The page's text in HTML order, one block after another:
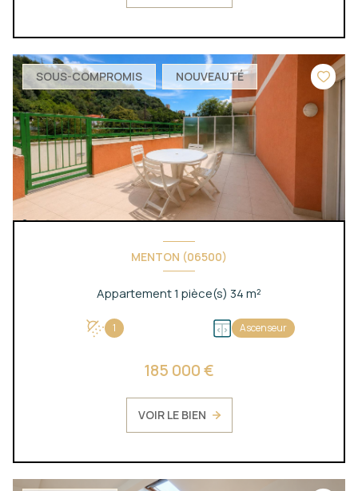
SOUS-COMPROMIS NOUVEAUTÉ
MENTON (06500)
Appartement 1 pièce(s) 34 m²
1 Ascenseur
185 000 €
VOIR LE BIEN